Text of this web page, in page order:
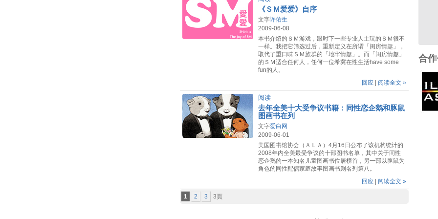
《ＳＭ爱爱》自序
文字许佑生
2009-06-08
本书介绍的ＳＭ游戏，跟时下一些专业人士玩的ＳＭ很不
一样。我把它筛选过后，重新定义在所谓「闺房情趣」，
取代了重口味ＳＭ族群的「地牢情趣」。而「闺房情趣」
的ＳＭ适合任何人，任何一位希冀在性生活have some
fun的人。
回应
阅读全文 »
阅读
去年全美十大受争议书籍：同性恋企鹅和豚鼠
图画书在列
文字爱白网
2009-06-01
美国图书馆协会（ＡＬＡ）4月16日公布了该机构统计的
2008年内全美最受争议的十部图书名单，其中关于同性
恋企鹅的一本知名儿童图画书位居榜首，另一部以豚鼠为
角色的同性配偶家庭故事图画书则名列第八。
回应
阅读全文 »
1 2 3 3頁
合